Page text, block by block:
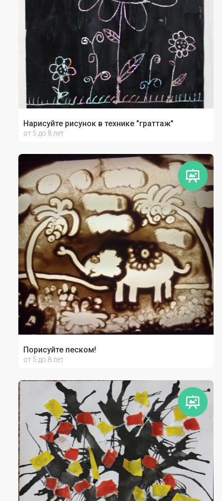
Нарисуйте рисунок в технике "граттаж"
от 5 до 8 лет
Порисуйте песком!
от 5 до 8 лет